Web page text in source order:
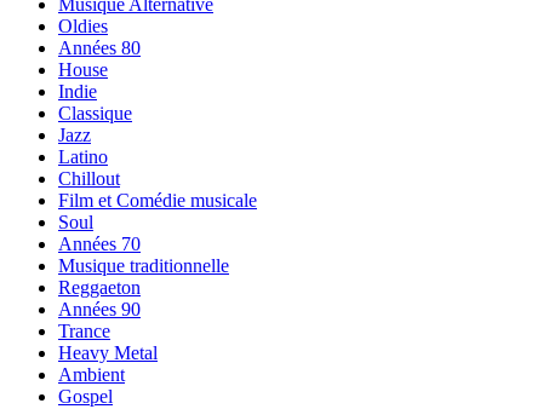
Musique Alternative
Oldies
Années 80
House
Indie
Classique
Jazz
Latino
Chillout
Film et Comédie musicale
Soul
Années 70
Musique traditionnelle
Reggaeton
Années 90
Trance
Heavy Metal
Ambient
Gospel